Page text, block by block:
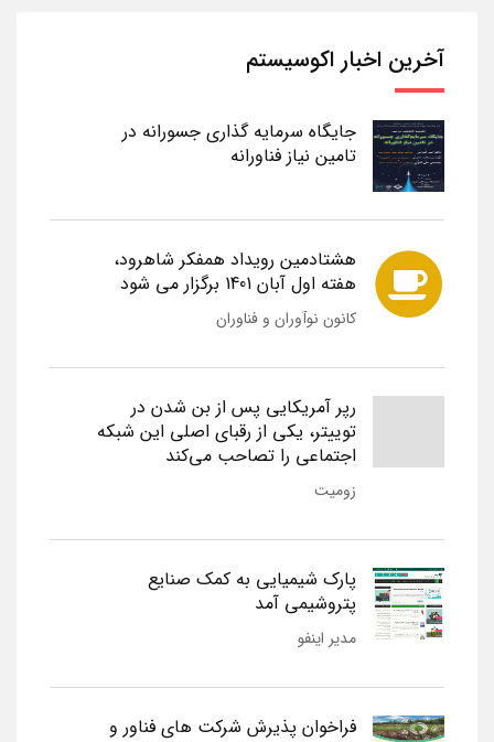
آخرین اخبار اکوسیستم
جایگاه سرمایه گذاری جسورانه در
تامین نیاز فناورانه
هشتادمین رویداد همفکر شاهرود،
هفته اول آبان 1401 برگزار می شود
کانون نوآوران و فناوران
رپر آمریکایی پس از بن شدن در
توییتر، یکی از رقبای اصلی این شبکه
اجتماعی را تصاحب می‌کند
زومیت
پارک شیمیایی به کمک صنایع
پتروشیمی آمد
مدیر اینفو
فراخوان پذیرش شرکت های فناور و